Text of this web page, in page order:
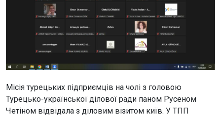
Місія турецьких підприємців на чолі з головою
Турецько-української ділової ради паном Русеном
Четіном відвідала з діловим візитом київ. У ТПП